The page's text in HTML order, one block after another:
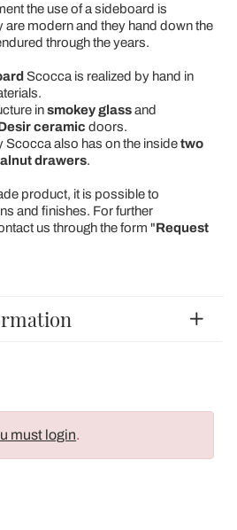
the use of a sideboard is
are modern and they hand down the
through the years.
Scocca is realized by hand in
insmokey glassand
ceramic doors.
Scocca also has on the insidetwo
drawers.
product, it is possible to
and finishes. For further
us through the form "Request
must login.